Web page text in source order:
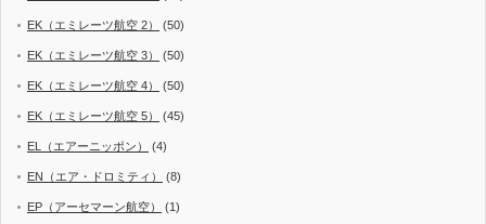
EK（エミレーツ航空 2） (50)
EK（エミレーツ航空 3） (50)
EK（エミレーツ航空 4） (50)
EK（エミレーツ航空 5） (45)
EL（エアーニッポン） (4)
EN（エア・ドロミティ） (8)
EP（アーセマーン航空） (1)